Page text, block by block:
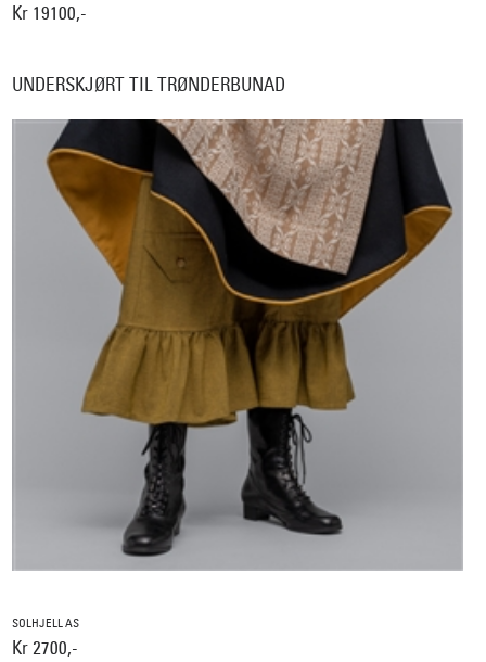
Kr 19100,-
UNDERSKJØRT TIL TRØNDERBUNAD
SOLHJELL AS
Kr 2700,-